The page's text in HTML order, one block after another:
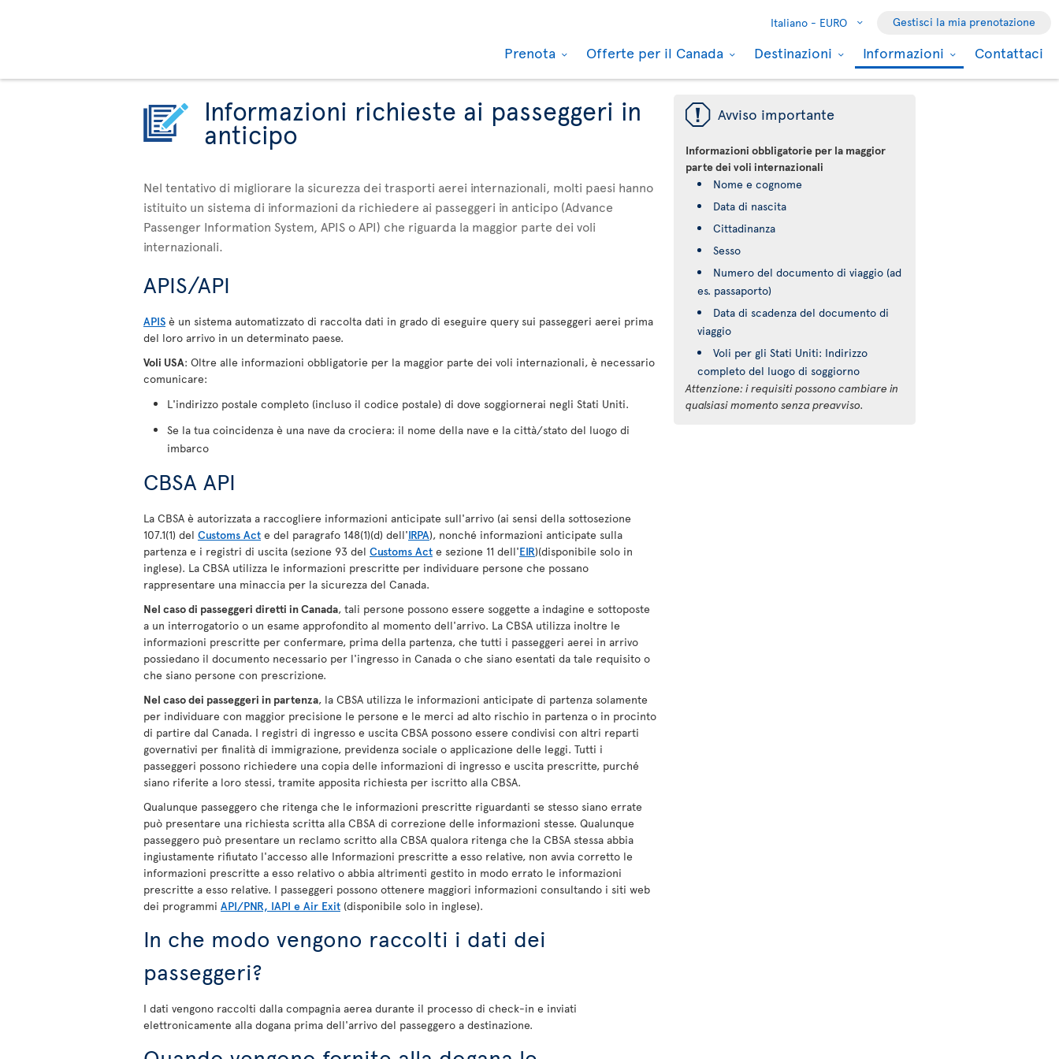
Italiano - EURO Gestisci la mia prenotazione
Prenota Offerte per il Canada Destinazioni Informazioni Contattaci
Informazioni richieste ai passeggeri in
anticipo
Nel tentativo di migliorare la sicurezza dei trasporti aerei internazionali, molti paesi hanno
istituito un sistema di informazioni da richiedere ai passeggeri in anticipo (Advance
Passenger Information System, APIS o API) che riguarda la maggior parte dei voli
internazionali.
APIS/API
APIS è un sistema automatizzato di raccolta dati in grado di eseguire query sui passeggeri aerei prima
del loro arrivo in un determinato paese.
Voli USA: Oltre alle informazioni obbligatorie per la maggior parte dei voli internazionali, è necessario
comunicare:
L'indirizzo postale completo (incluso il codice postale) di dove soggiornerai negli Stati Uniti.
Se la tua coincidenza è una nave da crociera: il nome della nave e la città/stato del luogo di
imbarco
CBSA API
La CBSA è autorizzata a raccogliere informazioni anticipate sull'arrivo (ai sensi della sottosezione
107.1(1) del Customs Act e del paragrafo 148(1)(d) dell'IRPA), nonché informazioni anticipate sulla
partenza e i registri di uscita (sezione 93 del Customs Act e sezione 11 dell'EIR)(disponibile solo in
inglese). La CBSA utilizza le informazioni prescritte per individuare persone che possano
rappresentare una minaccia per la sicurezza del Canada.
Nel caso di passeggeri diretti in Canada, tali persone possono essere soggette a indagine e sottoposte
a un interrogatorio o un esame approfondito al momento dell'arrivo. La CBSA utilizza inoltre le
informazioni prescritte per confermare, prima della partenza, che tutti i passeggeri aerei in arrivo
possiedano il documento necessario per l'ingresso in Canada o che siano esentati da tale requisito o
che siano persone con prescrizione.
Nel caso dei passeggeri in partenza, la CBSA utilizza le informazioni anticipate di partenza solamente
per individuare con maggior precisione le persone e le merci ad alto rischio in partenza o in procinto
di partire dal Canada. I registri di ingresso e uscita CBSA possono essere condivisi con altri reparti
governativi per finalità di immigrazione, previdenza sociale o applicazione delle leggi. Tutti i
passeggeri possono richiedere una copia delle informazioni di ingresso e uscita prescritte, purché
siano riferite a loro stessi, tramite apposita richiesta per iscritto alla CBSA.
Qualunque passeggero che ritenga che le informazioni prescritte riguardanti se stesso siano errate
può presentare una richiesta scritta alla CBSA di correzione delle informazioni stesse. Qualunque
passeggero può presentare un reclamo scritto alla CBSA qualora ritenga che la CBSA stessa abbia
ingiustamente rifiutato l'accesso alle Informazioni prescritte a esso relative, non avvia corretto le
informazioni prescritte a esso relativo o abbia altrimenti gestito in modo errato le informazioni
prescritte a esso relative. I passeggeri possono ottenere maggiori informazioni consultando i siti web
dei programmi API/PNR, IAPI e Air Exit (disponibile solo in inglese).
In che modo vengono raccolti i dati dei
passeggeri?
I dati vengono raccolti dalla compagnia aerea durante il processo di check-in e inviati
elettronicamente alla dogana prima dell'arrivo del passeggero a destinazione.
ü Avviso importante
Informazioni obbligatorie per la maggior
parte dei voli internazionali
Nome e cognome
Data di nascita
Cittadinanza
Sesso
Numero del documento di viaggio (ad
es. passaporto)
Data di scadenza del documento di
viaggio
Voli per gli Stati Uniti: Indirizzo
completo del luogo di soggiorno
Attenzione: i requisiti possono cambiare in
qualsiasi momento senza preavviso.